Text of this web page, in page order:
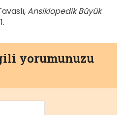
Ansiklopedik Büyük
yorumunuzu